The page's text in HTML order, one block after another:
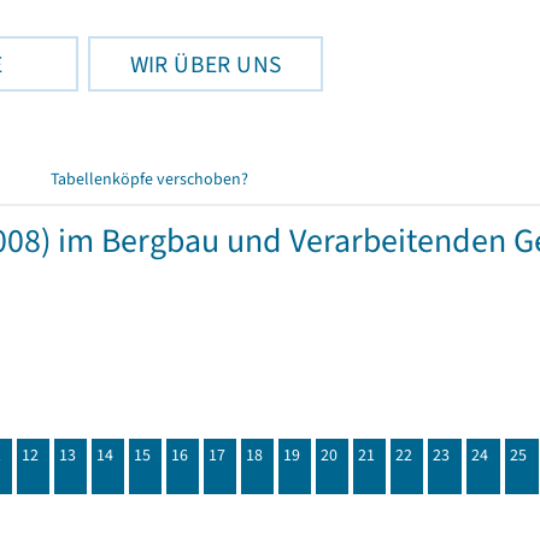
WIR ÜBER UNS
Tabellenköpfe verschoben?
im Bergbau und Verarbeitenden
12 13 14 15 16 17 18 19 20 21 22 23 24 25